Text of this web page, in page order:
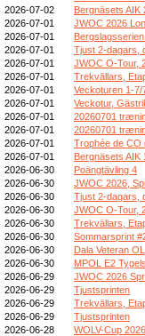
2026-07-02
Bergnäsets AIK
2026-07-01
JWOC 2026
2026-07-01
Bergslagsserien
2026-07-01
Tjust 2-dagars,
2026-07-01
JWOC O-Tour,
2026-07-01
Trekvällars,
2026-07-01
Veckoturen 1-
2026-07-01
Veckotur,
2026-07-01
20260701
2026-07-01
20260701
2026-07-01
Trophée de CO
2026-07-01
Bergnäsets AIK
2026-06-30
Poängtävling 4
2026-06-30
JWOC 2026,
2026-06-30
Tjust 2-dagars,
2026-06-30
JWOC O-Tour,
2026-06-30
Trekvällars,
2026-06-30
Sommarsprint
2026-06-30
Dala Veteran OL
2026-06-30
MPOL E2
2026-06-29
JWOC 2026
2026-06-29
Tjustsprinten
2026-06-29
Trekvällars,
2026-06-29
Tjustsprinten
2026-06-28
WOLV-Cup